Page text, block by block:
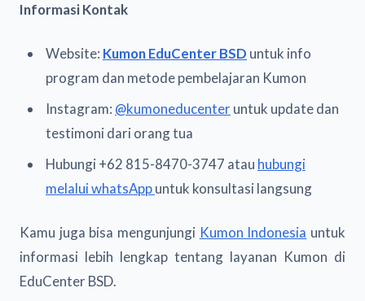
Informasi Kontak
Website: Kumon EduCenter BSD untuk info
program dan metode pembelajaran Kumon
Instagram: @kumoneducenteruntuk update dan
testimoni dari orang tua
Hubungi +62 815-8470-3747 atau hubungi
melalui whatsAppuntuk konsultasi langsung
Kamu juga bisa mengunjungi Kumon Indonesia untuk
informasi lebih lengkap tentang layanan Kumon di
EduCenter BSD.